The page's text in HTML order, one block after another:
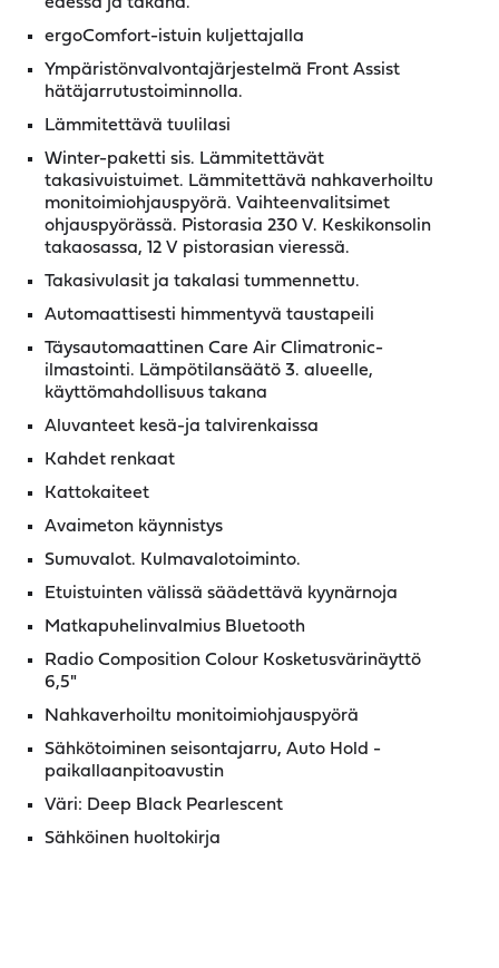
ergoComfort-istuin kuljettajalla
Ympäristönvalvontajärjestelmä Front Assist
hätäjarrutustoiminnolla.
Lämmitettävä tuulilasi
Winter-paketti sis. Lämmitettävät
takasivuistuimet. Lämmitettävä nahkaverhoiltu
monitoimiohjauspyörä. Vaihteenvalitsimet
ohjauspyörässä. Pistorasia 230 V. Keskikonsolin
takaosassa, 12 V pistorasian vieressä.
Takasivulasit ja takalasi tummennettu.
Automaattisesti himmentyvä taustapeili
Täysautomaattinen Care Air Climatronic-
ilmastointi. Lämpötilansäätö 3. alueelle,
käyttömahdollisuus takana
Aluvanteet kesä-ja talvirenkaissa
Kahdet renkaat
Kattokaiteet
Avaimeton käynnistys
Sumuvalot. Kulmavalotoiminto.
Etuistuinten välissä säädettävä kyynärnoja
Matkapuhelinvalmius Bluetooth
Radio Composition Colour Kosketusvärinäyttö
6,5"
Nahkaverhoiltu monitoimiohjauspyörä
Sähkötoiminen seisontajarru, Auto Hold -
paikallaanpitoavustin
Väri: Deep Black Pearlescent
Sähköinen huoltokirja